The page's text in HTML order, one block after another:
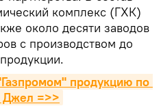
комплекс (ГХК)
около десяти заводов
с производством до
продукцию по
Джел =>>